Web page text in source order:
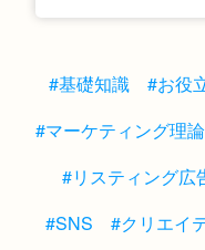
#基礎知識 #お役
#マーケティング理論
#リスティング広
#SNS
#クリエイ